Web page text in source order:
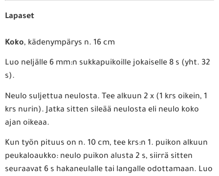
Lapaset
Koko, kädenympärys n. 16 cm
Luo neljälle 6 mm:n sukkapuikoille jokaiselle 8 s (yht. 32
s).
Neulo suljettua neulosta. Tee alkuun 2 x (1 krs oikein, 1
krs nurin). Jatka sitten sileää neulosta eli neulo koko
ajan oikeaa.
Kun työn pituus on n. 10 cm, tee krs:n 1. puikon alkuun
peukaloaukko: neulo puikon alusta 2 s, siirrä sitten
seuraavat 6 s hakaneulalle tai langalle odottamaan. Luo